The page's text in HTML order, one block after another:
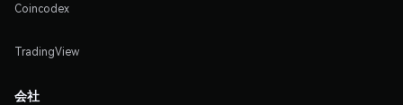
Coincodex
TradingView
会社